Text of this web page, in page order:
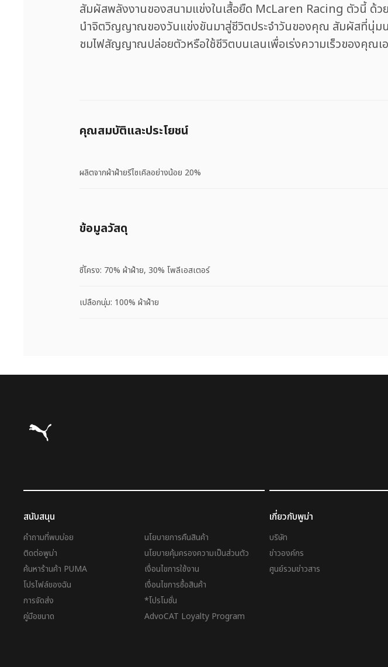
สัมผัสพลังงานของสนามแข่งในเสื้อยืด McLaren Racing ตัวนี้ ด้
นำจิตวิญญาณของวันแข่งขันมาสู่ชีวิตประจำวันของคุณ สัมผัสที่นุ่ม
ชมไฟสัญญาณปล่อยตัวหรือใช้ชีวิตบนเลนเพื่อเร่งความเร็วของคุณเ
คุณสมบัติและประโยชน์
ผลิตจากผ้าฝ้ายรีไซเคิลอย่างน้อย 20%
ข้อมูลวัสดุ
ซี่โครง: 70% ผ้าฝ้าย, 30% โพลีเอสเตอร์
เปลือกนุ่ม: 100% ผ้าฝ้าย
Puma โฮม
สนับสนุน
คำถามที่พบบ่อย
ติดต่อพูม่า
ค้นหาร้านค้า PUMA
โปรไฟล์ของฉัน
การจัดส่ง
คู่มือขนาด
นโยบายการคืนสินค้า
นโยบายคุ้มครองความเป็นส่วนตัว
เงื่อนไขการใช้งาน
เงื่อนไขการซื้อสินค้า
*โปรโมชั่น
AdvoCAT Loyalty Program
เกี่ยวกับพูม่า
บริษัท
ข่าวองค์กร
ศูนย์รวมข่าวสาร